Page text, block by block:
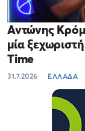
Αντώνης
μία
Time
31.7.2026 ΕΛΛΑΔΑ